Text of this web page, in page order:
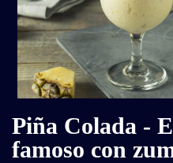
Piña Colada -
famoso con